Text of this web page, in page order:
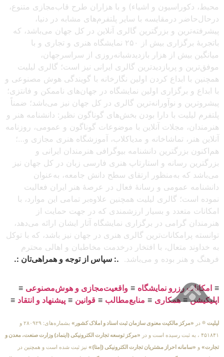
محیط، دکوراسیون و اشیاء) و با هزاران طرح قاب‌مجازی متنوع،
درحال‌حاضر درمقایسه با سایر پلتفرم‌های مشابه در دنیا،
پیشرفته‌ترین و بزرگترین گالری آنلاین در کل جهان می‌باشد، که
باتجربهٔ برگزاری بیش از ۲۵۰ نمایشگاه هنری و تجاری و با
میانگین بیش از هزار بازدیدشبانه‌روزی از سراسرجهان،
موفق‌ترین و پربازدیدترین گالری ایرانی نیز است؛ گالری لیلیت
همچنین با ابداع کردن اولین نگارخانه با گویندگی هوش مصنوعی و
با ابداع و برگزاری اولین نمایشگاه در جهان‌های ناممکن و فانتزی؛
پیشروترین و نوآورانه‌ترین گالری در کل جهان نیز می‌باشد؛ ضمناً
پلتفرم لیلیت با دارا بودن بخش‌های گوناگون نظیر: دانشنامه هنر و
هنرمندان، مجلات آنلاین با موضوعات گوناگون و عمومی، روزنامه
آنلاین هنر، تماشاخانه و مدیاکلاب، آموزشگاه هنری مجازی و…؛
هم‌اکنون بزرگترین دانشنامه بیوگرافی هنرمندان ایرانی و
بزرگترین رسانه و استارتاپ هنری فارسی زبان در کل جهان نیز
می‌باشد که به‌منظور ارتقای سطح دانش جامعه، به‌عنوان
دانشنامه عمومی و رسانهٔ فعال در عرصهٔ هنر ایران فعالیت
نموده است؛ گالری لیلیت همچنین علاوه‌بر تمامی این موارد، با
امکانات متعدد و بسیار ارزشمندی که در جهت حمایت از
هنرمندان گرامی در برگزاری نمایشگاه آثار ایشان ارائه می‌دهد،
توانسته پرامکانات‌ترین گالری هنری در جهان نیز باشد، که با توکل
به خداوند متعال، با افتخار درخدمت مخاطبان و اهالی محترم
فرهنگ و هنر بوده و می‌باشد. .: سپاس از توجه و همراهی‌تان :.
≡ امکانات رزرو نمایشگاه ≡ واقعیت‌مجازی و هوش‌مصنوعی ≡
اپلیکیشن≡همکاری ≡ منابع‌مطالب ≡ قوانین ≡ پیشنهاد و انتقاد ≡
لیلیت ® در «مرکز مالکیت معنوی سازمان ثبت اسناد و املاک کشور»
بشماره‌های: ۲۸۰۹۲۹ و
۴۵۱۸۴۱ ، به ثبت رسیده است و در
«مرکز توسعه تجارت الکترونیکی (اینماد) وزارت صنعت، معدن و
تجارت» و «سامانه احراز مشتریان تجارت الکترونیکی (اِمتا)» نیز ثبت شده است و همچنین در